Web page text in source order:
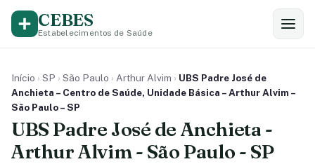
CEBES
Estabelecimentos de Saúde
Início › SP › São Paulo › Arthur Alvim › UBS Padre José de
Anchieta – Centro de Saúde, Unidade Básica – Arthur Alvim –
São Paulo – SP
UBS Padre José de Anchieta -
Arthur Alvim - São Paulo - SP